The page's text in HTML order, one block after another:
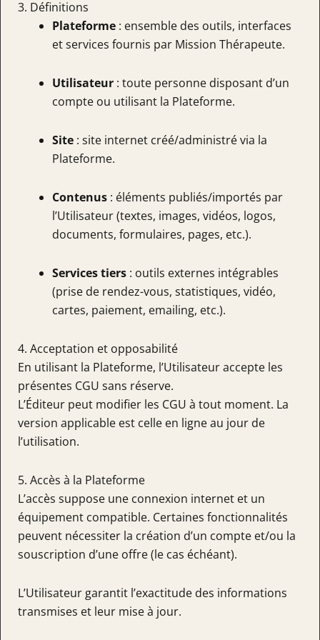
3. Définitions
Plateforme : ensemble des outils, interfaces
et services fournis par Mission Thérapeute.
Utilisateur : toute personne disposant d’un
compte ou utilisant la Plateforme.
Site : site internet créé/administré via la
Plateforme.
Contenus : éléments publiés/importés par
l’Utilisateur (textes, images, vidéos, logos,
documents, formulaires, pages, etc.).
Services tiers : outils externes intégrables
(prise de rendez-vous, statistiques, vidéo,
cartes, paiement, emailing, etc.).
4. Acceptation et opposabilité
En utilisant la Plateforme, l’Utilisateur accepte les
présentes CGU sans réserve.
L’Éditeur peut modifier les CGU à tout moment. La
version applicable est celle en ligne au jour de
l’utilisation.
5. Accès à la Plateforme
L’accès suppose une connexion internet et un
équipement compatible. Certaines fonctionnalités
peuvent nécessiter la création d’un compte et/ou la
souscription d’une offre (le cas échéant).
L’Utilisateur garantit l’exactitude des informations
transmises et leur mise à jour.